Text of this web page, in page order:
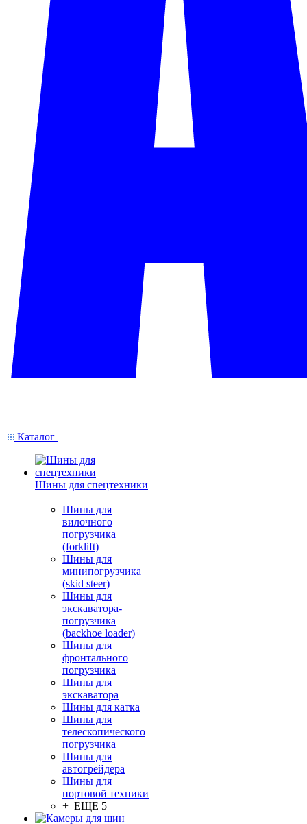
Каталог
Шины для спецтехники
Шины для
вилочного
погрузчика
(forklift)
Шины для
минипогрузчика
(skid steer)
Шины для
экскаватора-
погрузчика
(backhoe loader)
Шины для
фронтального
погрузчика
Шины для
экскаватора
Шины для катка
Шины для
телескопического
погрузчика
Шины для
автогрейдера
Шины для
портовой техники
+ ЕЩЕ 5